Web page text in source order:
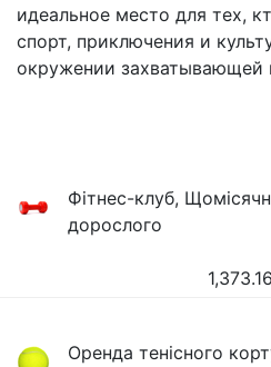
идеальное место для тех,
спорт, приключения и
окружении захватывающей
Фітнес-клуб,
дорослого
1,373.16
Оренда тенісного